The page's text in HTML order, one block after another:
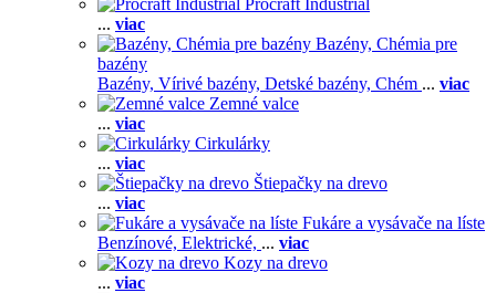
Procraft Industrial
... viac
Bazény, Chémia pre
bazény
Bazény, Vírivé bazény, Detské bazény, Chém ... viac
Zemné valce
... viac
Cirkulárky
... viac
Štiepačky na drevo
... viac
Fukáre a vysávače na líste
Benzínové, Elektrické, ... viac
Kozy na drevo
... viac